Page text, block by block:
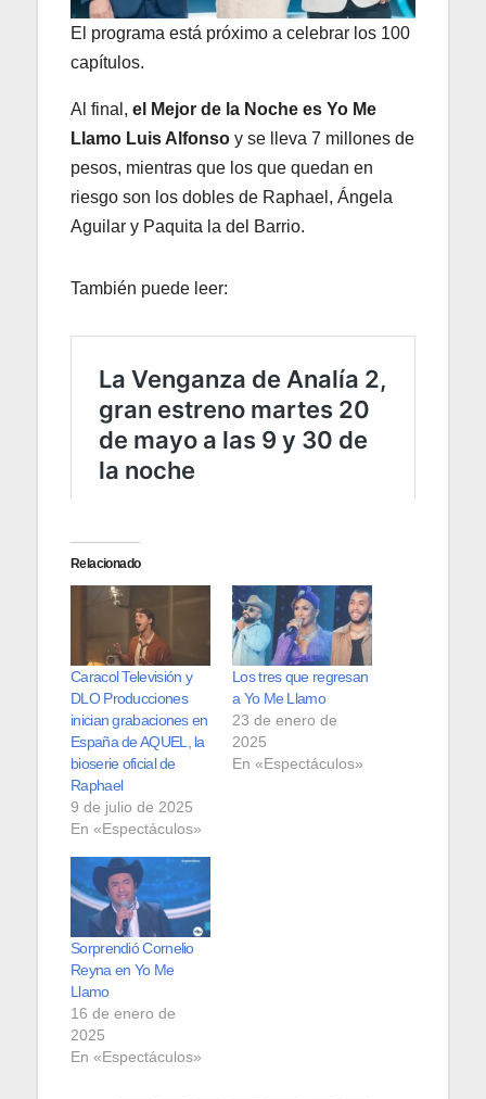
El programa está próximo a celebrar los 100
capítulos.
Al final, el Mejor de la Noche es Yo Me
Llamo Luis Alfonso y se lleva 7 millones de
pesos, mientras que los que quedan en
riesgo son los dobles de Raphael, Ángela
Aguilar y Paquita la del Barrio.
También puede leer:
Relacionado
Caracol Televisión y
DLO Producciones
inician grabaciones en
España de AQUEL, la
bioserie oficial de
Raphael
9 de julio de 2025
En «Espectáculos»
Los tres que regresan
a Yo Me Llamo
23 de enero de
2025
En «Espectáculos»
Sorprendió Cornelio
Reyna en Yo Me
Llamo
16 de enero de
2025
En «Espectáculos»